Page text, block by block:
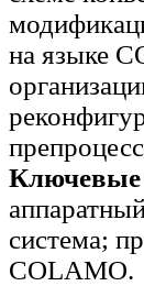
на языке
Ключевые
система;
COLAMO.